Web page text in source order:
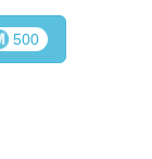
500